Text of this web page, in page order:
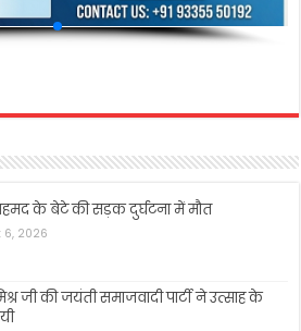
के बेटे की सड़क दुर्घटना में मौत
6, 2026
जी की जयंती समाजवादी पार्टी ने उत्साह के